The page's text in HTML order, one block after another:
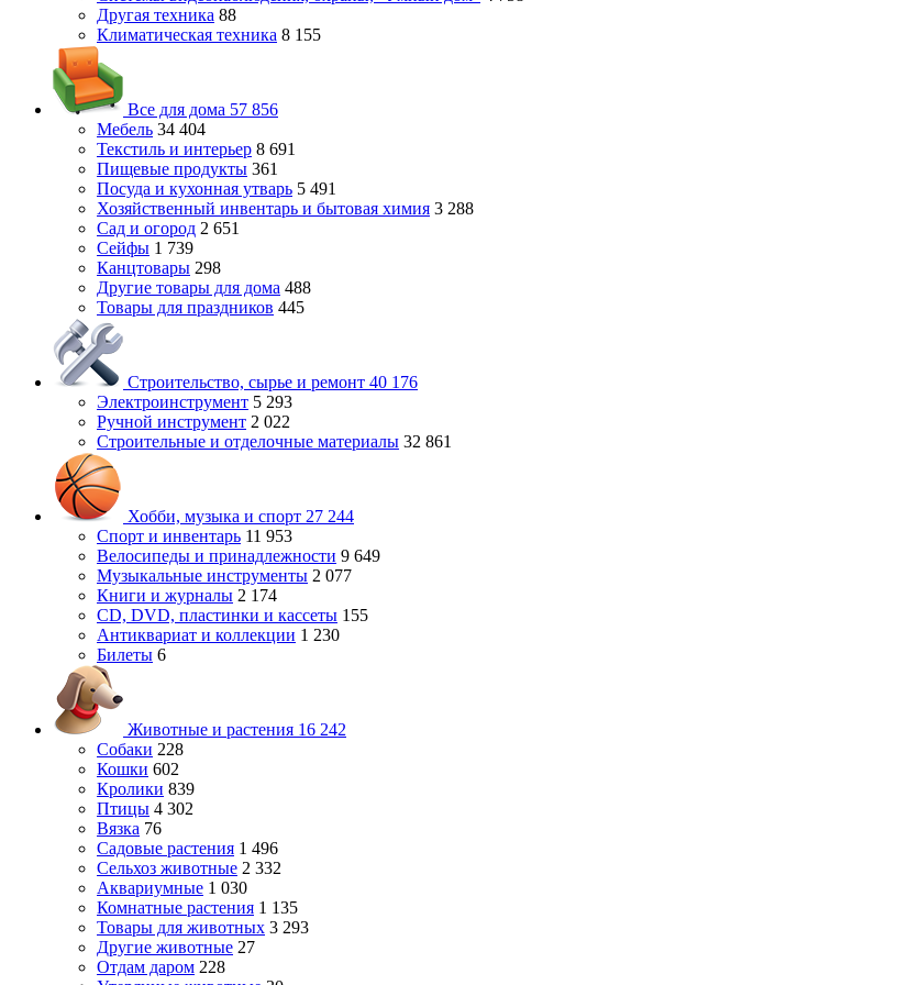
Другая техника 88
Климатическая техника 8 155
Все для дома 57 856
Мебель 34 404
Текстиль и интерьер 8 691
Пищевые продукты 361
Посуда и кухонная утварь 5 491
Хозяйственный инвентарь и бытовая химия 3 288
Сад и огород 2 651
Сейфы 1 739
Канцтовары 298
Другие товары для дома 488
Товары для праздников 445
Строительство, сырье и ремонт 40 176
Электроинструмент 5 293
Ручной инструмент 2 022
Строительные и отделочные материалы 32 861
Хобби, музыка и спорт 27 244
Спорт и инвентарь 11 953
Велосипеды и принадлежности 9 649
Музыкальные инструменты 2 077
Книги и журналы 2 174
CD, DVD, пластинки и кассеты 155
Антиквариат и коллекции 1 230
Билеты 6
Животные и растения 16 242
Собаки 228
Кошки 602
Кролики 839
Птицы 4 302
Вязка 76
Садовые растения 1 496
Сельхоз животные 2 332
Аквариумные 1 030
Комнатные растения 1 135
Товары для животных 3 293
Другие животные 27
Отдам даром 228